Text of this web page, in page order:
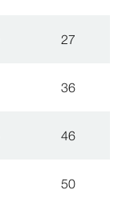
27
36
46
50